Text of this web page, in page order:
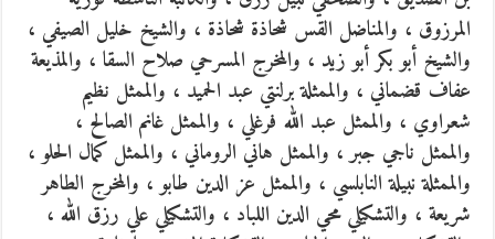
المرزوق ، والمناضل القس شحاذة شحاذة ، والشيخ خليل الصيفي ،
والشيخ أبو بكر أبو زيد ، والمخرج المسرحي صلاح السقا ، والمذيعة
عفاف قضماني ، والممثلة برلنتي عبد الحميد ، والممثل نظيم
شعراوي ، والممثل عبد الله فرغلي ، والممثل غانم الصالح ،
والممثل ناجي جبر ، والممثل هاني الروماني ، والممثل كمال الحلو ،
والممثلة نبيلة النابلسي ، والممثل عز الدين طابو ، والمخرج الطاهر
شريعة ، والتشكيلي محي الدين اللباد ، والتشكيلي علي رزق الله ،